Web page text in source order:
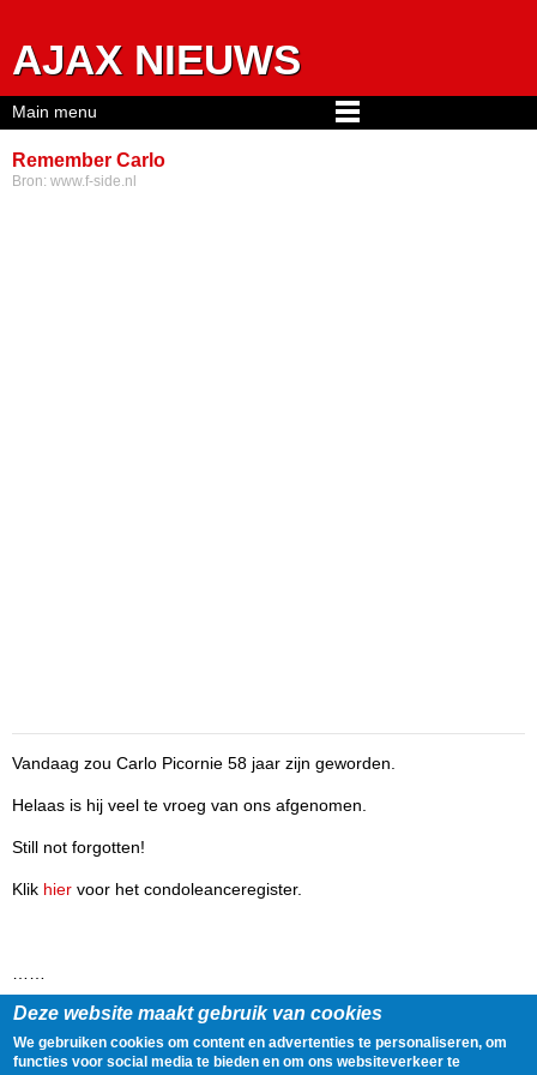
AJAX NIEUWS
Remember Carlo
Bron: www.f-side.nl
Vandaag zou Carlo Picornie 58 jaar zijn geworden.
Helaas is hij veel te vroeg van ons afgenomen.
Still not forgotten!
Klik hier voor het condoleanceregister.
Lees het volledige artikel ophttps://www.f-side.nl/remember-carlo-
7/
Main menu
Deze website maakt gebruik van cookies
We gebruiken cookies om content en advertenties te personaliseren, om
functies voor social media te bieden en om ons websiteverkeer te